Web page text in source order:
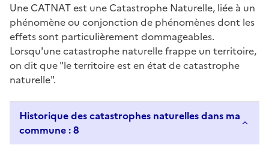
Une CATNAT est une Catastrophe Naturelle, liée à un
phénomène ou conjonction de phénomènes dont les
effets sont particulièrement dommageables.
Lorsqu'une catastrophe naturelle frappe un territoire,
on dit que "le territoire est en état de catastrophe
naturelle".
Historique des catastrophes naturelles dans ma
commune : 8